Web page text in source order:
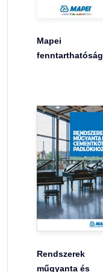
Mapei
fenntarthatóság
Rendszerek
műgyanta és